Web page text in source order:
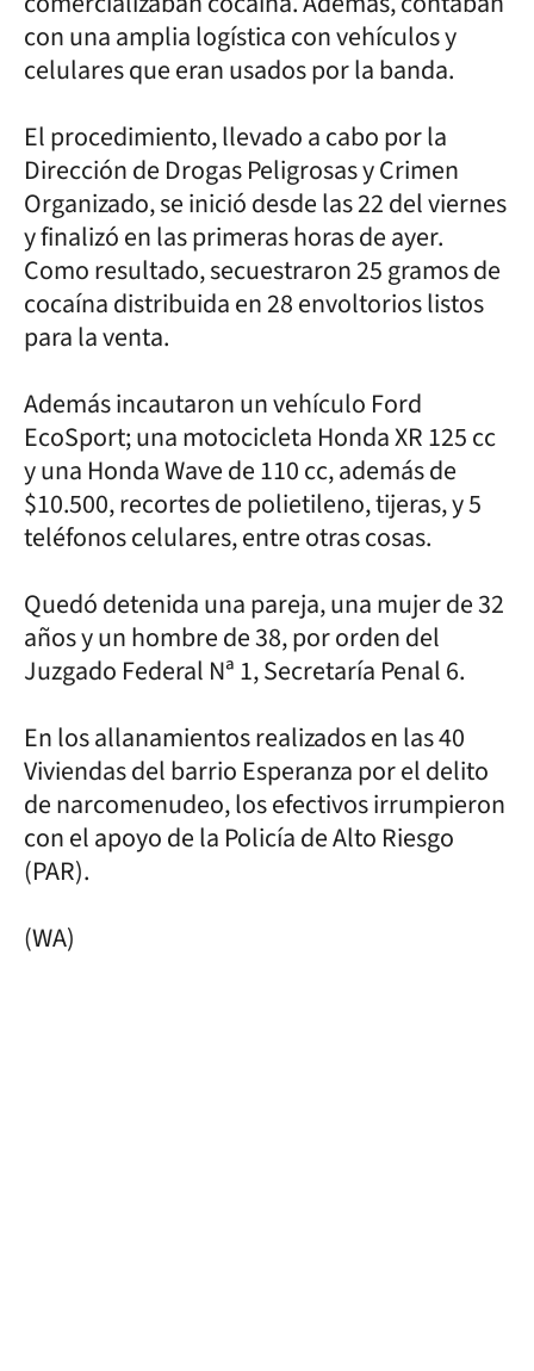
con una amplia logística con vehículos y
celulares que eran usados por la banda.
El procedimiento, llevado a cabo por la
Dirección de Drogas Peligrosas y Crimen
Organizado, se inició desde las 22 del viernes
y finalizó en las primeras horas de ayer.
Como resultado, secuestraron 25 gramos de
cocaína distribuida en 28 envoltorios listos
para la venta.
Además incautaron un vehículo Ford
EcoSport; una motocicleta Honda XR 125 cc
y una Honda Wave de 110 cc, además de
$10.500, recortes de polietileno, tijeras, y 5
teléfonos celulares, entre otras cosas.
Quedó detenida una pareja, una mujer de 32
años y un hombre de 38, por orden del
Juzgado Federal Nª 1, Secretaría Penal 6.
En los allanamientos realizados en las 40
Viviendas del barrio Esperanza por el delito
de narcomenudeo, los efectivos irrumpieron
con el apoyo de la Policía de Alto Riesgo
(PAR).
(WA)